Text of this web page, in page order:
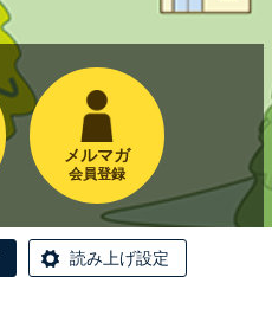
メルマガ
会員登録
読み上げ設定